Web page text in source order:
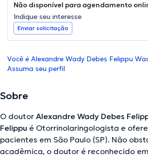
Não disponível para agendamento
Indique seu interesse
Enviar solicitação
Você é Alexandre Wady Debes Felippu
Assuma seu perfil
Sobre
O doutor Alexandre Wady Debes
Felippu é Otorrinolaringologista e
pacientes em São Paulo (SP). Não
acadêmica, o doutor é reconhecido